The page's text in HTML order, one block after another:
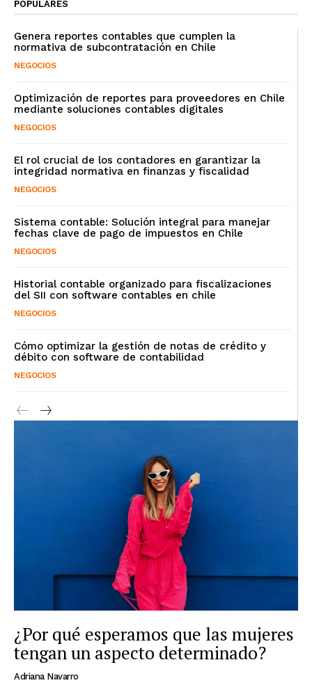
POPULARES
Genera reportes contables que cumplen la
normativa de subcontratación en Chile
NEGOCIOS
Optimización de reportes para proveedores en Chile
mediante soluciones contables digitales
NEGOCIOS
El rol crucial de los contadores en garantizar la
integridad normativa en finanzas y fiscalidad
NEGOCIOS
Sistema contable: Solución integral para manejar
fechas clave de pago de impuestos en Chile
NEGOCIOS
Historial contable organizado para fiscalizaciones
del SII con software contables en chile
NEGOCIOS
Cómo optimizar la gestión de notas de crédito y
débito con software de contabilidad
NEGOCIOS
¿Por qué esperamos que las mujeres
tengan un aspecto determinado?
Adriana Navarro